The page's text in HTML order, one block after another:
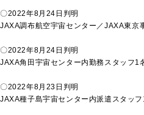
〇2022年8月24日判明
JAXA調布航空宇宙センター／JAXA東京
〇2022年8月24日判明
JAXA角田宇宙センター内勤務スタッフ1
〇2022年8月23日判明
JAXA種子島宇宙センター内派遣スタッフ